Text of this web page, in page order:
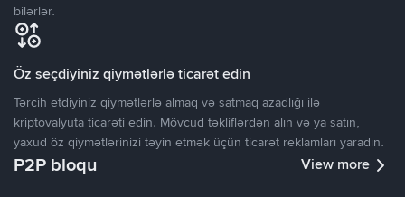
bilərlər.
Öz seçdiyiniz qiymətlərlə ticarət edin
Tərcih etdiyiniz qiymətlərlə almaq və satmaq azadlığı ilə
kriptovalyuta ticarəti edin. Mövcud təkliflərdən alın və ya satın,
yaxud öz qiymətlərinizi təyin etmək üçün ticarət reklamları yaradın.
P2P bloqu View more